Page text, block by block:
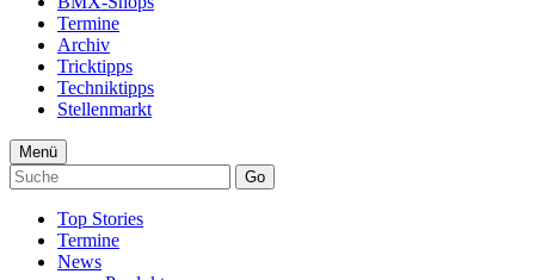
Termine
Archiv
Tricktipps
Techniktipps
Stellenmarkt
Menü
Go
Top Stories
Termine
News